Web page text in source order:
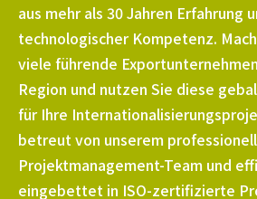
aus mehr als 30 Jahren Erfahrung
technologischer Kompetenz.
viele führende
Region und nutzen Sie diese
für Ihre
betreut von unserem
Projektmanagement-Team und
eingebettet in ISO-zertifizierte